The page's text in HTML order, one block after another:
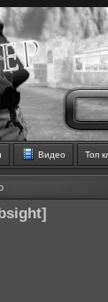
Видео Топ